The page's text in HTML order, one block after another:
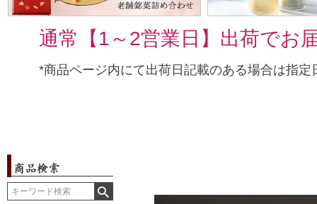
通常【1～2営業日】出荷でお
*商品ページ内にて出荷日記載のある場合は指定